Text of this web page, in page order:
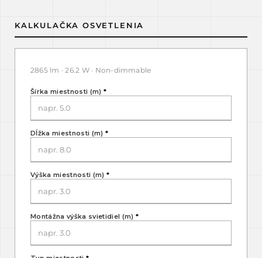
KALKULAČKA OSVETLENIA
2865 lm · 26.2 W · Non-dimmable
Šírka miestnosti (m) *
Dĺžka miestnosti (m) *
Výška miestnosti (m) *
Montážna výška svietidiel (m) *